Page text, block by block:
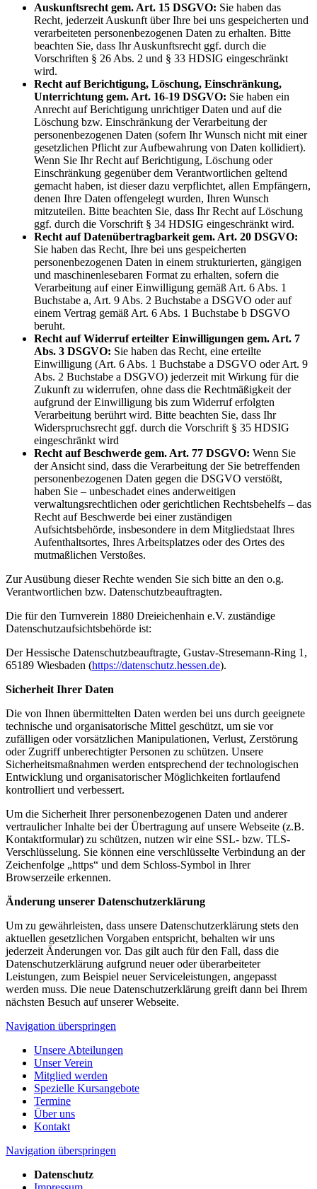
Auskunftsrecht gem. Art. 15 DSGVO: Sie haben das
Recht, jederzeit Auskunft über Ihre bei uns gespeicherten und
verarbeiteten personenbezogenen Daten zu erhalten. Bitte
beachten Sie, dass Ihr Auskunftsrecht ggf. durch die
Vorschriften § 26 Abs. 2 und § 33 HDSIG eingeschränkt
wird.
Recht auf Berichtigung, Löschung, Einschränkung,
Unterrichtung gem. Art. 16-19 DSGVO: Sie haben ein
Anrecht auf Berichtigung unrichtiger Daten und auf die
Löschung bzw. Einschränkung der Verarbeitung der
personenbezogenen Daten (sofern Ihr Wunsch nicht mit einer
gesetzlichen Pflicht zur Aufbewahrung von Daten kollidiert).
Wenn Sie Ihr Recht auf Berichtigung, Löschung oder
Einschränkung gegenüber dem Verantwortlichen geltend
gemacht haben, ist dieser dazu verpflichtet, allen Empfängern,
denen Ihre Daten offengelegt wurden, Ihren Wunsch
mitzuteilen. Bitte beachten Sie, dass Ihr Recht auf Löschung
ggf. durch die Vorschrift § 34 HDSIG eingeschränkt wird.
Recht auf Datenübertragbarkeit gem. Art. 20 DSGVO:
Sie haben das Recht, Ihre bei uns gespeicherten
personenbezogenen Daten in einem strukturierten, gängigen
und maschinenlesebaren Format zu erhalten, sofern die
Verarbeitung auf einer Einwilligung gemäß Art. 6 Abs. 1
Buchstabe a, Art. 9 Abs. 2 Buchstabe a DSGVO oder auf
einem Vertrag gemäß Art. 6 Abs. 1 Buchstabe b DSGVO
beruht.
Recht auf Widerruf erteilter Einwilligungen gem. Art. 7
Abs. 3 DSGVO: Sie haben das Recht, eine erteilte
Einwilligung (Art. 6 Abs. 1 Buchstabe a DSGVO oder Art. 9
Abs. 2 Buchstabe a DSGVO) jederzeit mit Wirkung für die
Zukunft zu widerrufen, ohne dass die Rechtmäßigkeit der
aufgrund der Einwilligung bis zum Widerruf erfolgten
Verarbeitung berührt wird. Bitte beachten Sie, dass Ihr
Widerspruchsrecht ggf. durch die Vorschrift § 35 HDSIG
eingeschränkt wird
Recht auf Beschwerde gem. Art. 77 DSGVO: Wenn Sie
der Ansicht sind, dass die Verarbeitung der Sie betreffenden
personenbezogenen Daten gegen die DSGVO verstößt,
haben Sie – unbeschadet eines anderweitigen
verwaltungsrechtlichen oder gerichtlichen Rechtsbehelfs – das
Recht auf Beschwerde bei einer zuständigen
Aufsichtsbehörde, insbesondere in dem Mitgliedstaat Ihres
Aufenthaltsortes, Ihres Arbeitsplatzes oder des Ortes des
mutmaßlichen Verstoßes.
Zur Ausübung dieser Rechte wenden Sie sich bitte an den o.g.
Verantwortlichen bzw. Datenschutzbeauftragten.
Die für den Turnverein 1880 Dreieichenhain e.V. zuständige
Datenschutzaufsichtsbehörde ist:
Der Hessische Datenschutzbeauftragte, Gustav-Stresemann-Ring 1,
65189 Wiesbaden (https://datenschutz.hessen.de).
Sicherheit Ihrer Daten
Die von Ihnen übermittelten Daten werden bei uns durch geeignete
technische und organisatorische Mittel geschützt, um sie vor
zufälligen oder vorsätzlichen Manipulationen, Verlust, Zerstörung
oder Zugriff unberechtigter Personen zu schützen. Unsere
Sicherheitsmaßnahmen werden entsprechend der technologischen
Entwicklung und organisatorischer Möglichkeiten fortlaufend
kontrolliert und verbessert.
Um die Sicherheit Ihrer personenbezogenen Daten und anderer
vertraulicher Inhalte bei der Übertragung auf unsere Webseite (z.B.
Kontaktformular) zu schützen, nutzen wir eine SSL- bzw. TLS-
Verschlüsselung. Sie können eine verschlüsselte Verbindung an der
Zeichenfolge „https“ und dem Schloss-Symbol in Ihrer
Browserzeile erkennen.
Änderung unserer Datenschutzerklärung
Um zu gewährleisten, dass unsere Datenschutzerklärung stets den
aktuellen gesetzlichen Vorgaben entspricht, behalten wir uns
jederzeit Änderungen vor. Das gilt auch für den Fall, dass die
Datenschutzerklärung aufgrund neuer oder überarbeiteter
Leistungen, zum Beispiel neuer Serviceleistungen, angepasst
werden muss. Die neue Datenschutzerklärung greift dann bei Ihrem
nächsten Besuch auf unserer Webseite.
Navigation überspringen
Unsere Abteilungen
Unser Verein
Mitglied werden
Spezielle Kursangebote
Termine
Über uns
Kontakt
Navigation überspringen
Datenschutz